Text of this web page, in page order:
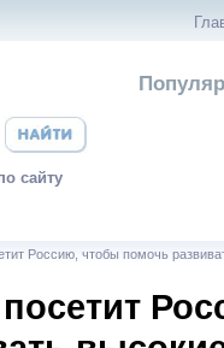
сайту
Россию, чтобы помочь